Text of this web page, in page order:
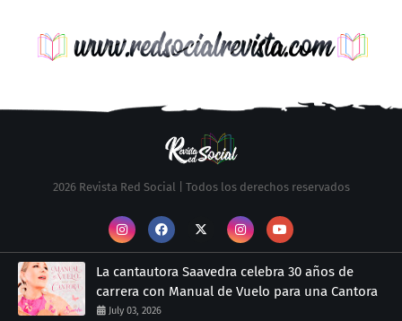
2026 Revista Red Social | Todos los derechos reservados
La cantautora Saavedra celebra 30 años de
carrera con Manual de Vuelo para una Cantora
July 03, 2026